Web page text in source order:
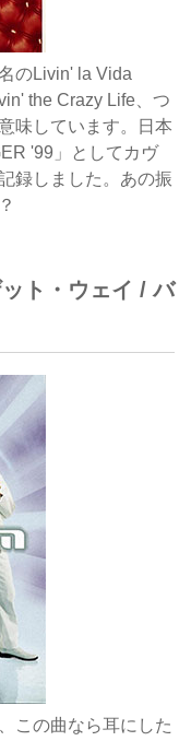
のLivin' la Vida
the Crazy Life、つ
味しています。日本
'99」としてカヴ
録しました。あの振
ト・ウェイ / バ
この曲なら耳にした